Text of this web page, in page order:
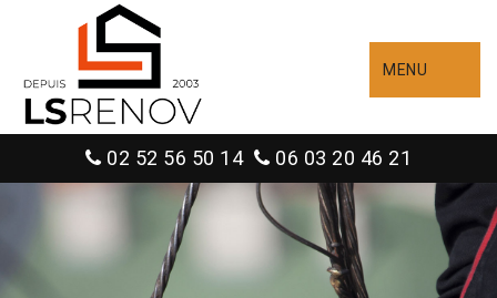
MENU
02 52 56 50 14 06 03 20 46 21